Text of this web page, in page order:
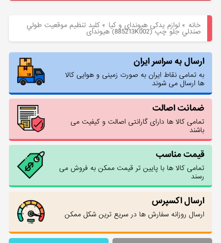
خانه »لوازم یدکی هیوندای و کیا »كليد تنظيم موقعيت طولي
صندلي جلو چپ (885213K002) هیوندای
ارسال به سراسر ایران
به تمامی نقاط ایران به صورت زمینی و هوایی کالا
ها ارسال می شوند
ضمانت اصالت
تمامی کالا ها دارای گارانتی اصالت و کیفیت می
باشند
قیمت مناسب
تمامی کالا ها با پایین تر قیمت ممکن به فروش می
رسند
ارسال اکسپرس
ارسال روزانه سفارش ها در سریع ترین شکل ممکن